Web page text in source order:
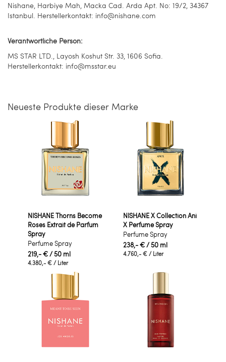
Nishane, Harbiye Mah, Macka Cad. Arda Apt. No: 19/2, 34367
Istanbul. Herstellerkontakt: info@nishane.com
Verantwortliche Person:
MS STAR LTD., Layosh Koshut Str. 33, 1606 Sofia.
Herstellerkontakt: info@msstar.eu
Neueste Produkte dieser Marke
NISHANE Thorns Become
Roses Extrait de Parfum
Spray
Perfume Spray
219,- €/ 50 ml
4.380,- € / Liter
NISHANE X Collection Ani
X Perfume Spray
Perfume Spray
238,- €/ 50 ml
4.760,- € / Liter